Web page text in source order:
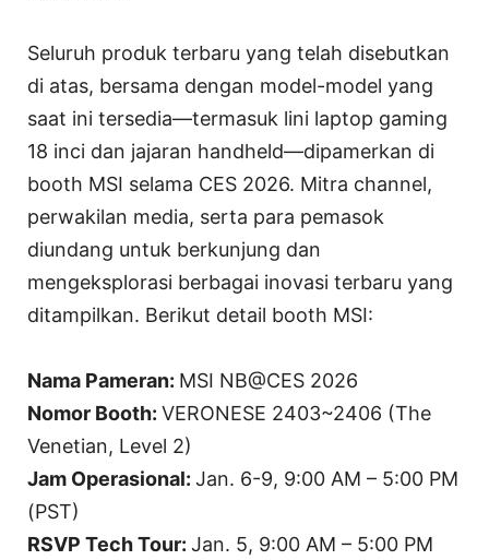
Seluruh produk terbaru yang telah disebutkan
di atas, bersama dengan model-model yang
saat ini tersedia—termasuk lini laptop gaming
18 inci dan jajaran handheld—dipamerkan di
booth MSI selama CES 2026. Mitra channel,
perwakilan media, serta para pemasok
diundang untuk berkunjung dan
mengeksplorasi berbagai inovasi terbaru yang
ditampilkan. Berikut detail booth MSI:
Nama Pameran: MSI NB@CES 2026
Nomor Booth: VERONESE 2403~2406 (The
Venetian, Level 2)
Jam Operasional: Jan. 6-9, 9:00 AM – 5:00 PM
(PST)
RSVP Tech Tour: Jan. 5, 9:00 AM – 5:00 PM